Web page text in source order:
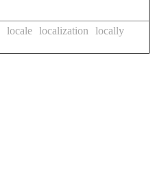
locale localization
locally